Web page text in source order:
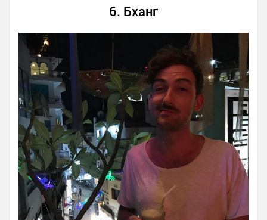
6. Бханг